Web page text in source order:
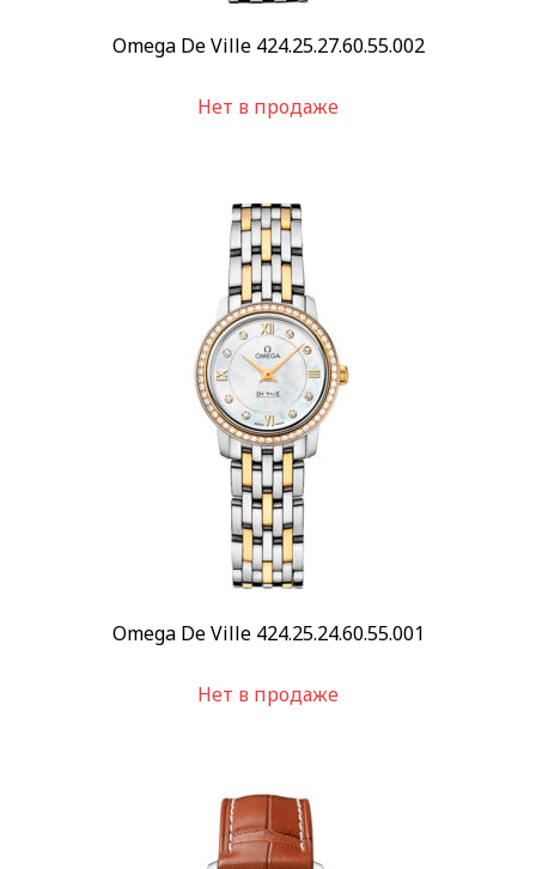
Omega De Ville 424.25.27.60.55.002
Нет в продаже
Omega De Ville 424.25.24.60.55.001
Нет в продаже